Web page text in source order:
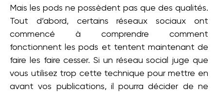
Mais les pods ne possèdent pas que des qualités.
Tout d’abord, certains réseaux sociaux ont
commencé à comprendre comment
fonctionnent les pods et tentent maintenant de
faire les faire cesser. Si un réseau social juge que
vous utilisez trop cette technique pour mettre en
avant vos publications, il pourra décider de ne